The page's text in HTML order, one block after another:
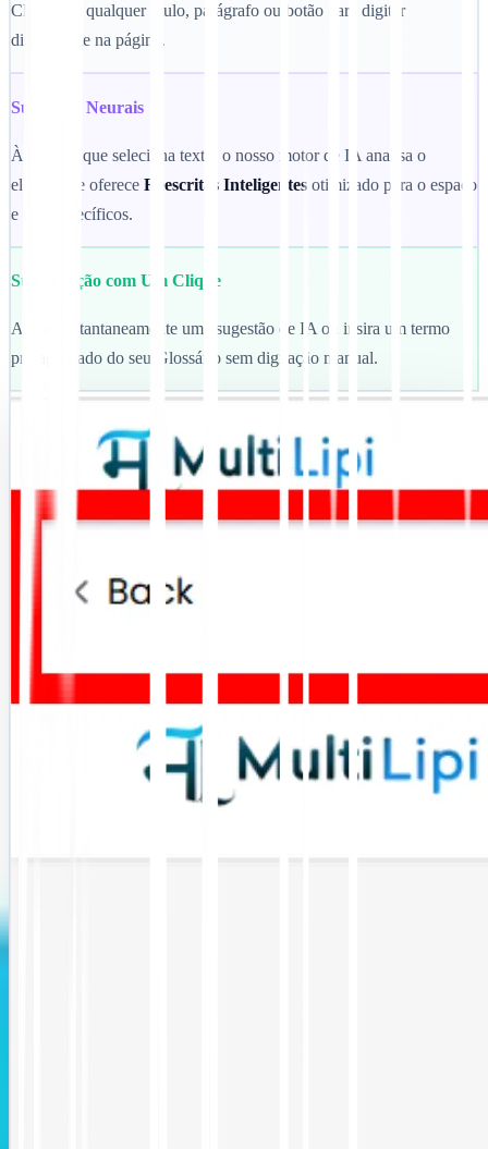
Clique em qualquer título, parágrafo ou botão para digitar
diretamente na página.
Sugestões Neurais
À medida que seleciona texto, o nosso motor de IA analisa o
elemento e oferece Reescritas Inteligentes otimizado para o espaço
e tom específicos.
Substituição com Um Clique
Aceite instantaneamente uma sugestão de IA ou insira um termo
pré-aprovado do seu Glossário sem digitação manual.